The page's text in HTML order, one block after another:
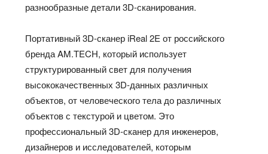
разнообразные детали 3D-сканирования.
Портативный 3D-сканер iReal 2E от российского
бренда AM.TECH, который использует
структурированный свет для получения
высококачественных 3D-данных различных
объектов, от человеческого тела до различных
объектов с текстурой и цветом. Это
профессиональный 3D-сканер для инженеров,
дизайнеров и исследователей, которым